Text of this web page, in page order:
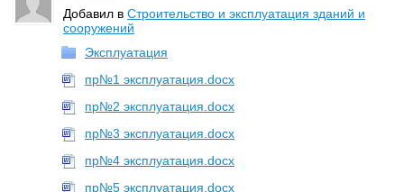
Добавил в Строительство и эксплуатация зданий и
сооружений
Эксплуатация
пр№1 эксплуатация.docx
пр№2 эксплуатация.docx
пр№3 эксплуатация.docx
пр№4 эксплуатация.docx
пр№5 эксплуатация.docx